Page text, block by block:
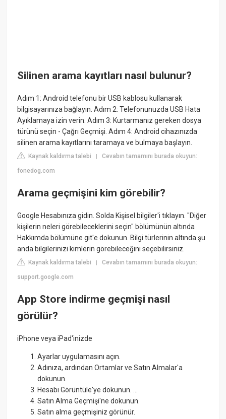
Silinen arama kayıtları nasıl bulunur?
Adım 1: Android telefonu bir USB kablosu kullanarak
bilgisayarınıza bağlayın. Adım 2: Telefonunuzda USB Hata
Ayıklamaya izin verin. Adım 3: Kurtarmanız gereken dosya
türünü seçin - Çağrı Geçmişi. Adım 4: Android cihazınızda
silinen arama kayıtlarını taramaya ve bulmaya başlayın.
Kaynak kaldırma talebi |Cevabın tamamını burada okuyun:
fonedog.com
Arama geçmişini kim görebilir?
Google Hesabınıza gidin. Solda Kişisel bilgiler'i tıklayın. "Diğer
kişilerin neleri görebileceklerini seçin" bölümünün altında
Hakkımda bölümüne git'e dokunun. Bilgi türlerinin altında şu
anda bilgilerinizi kimlerin görebileceğini seçebilirsiniz.
Kaynak kaldırma talebi |Cevabın tamamını burada okuyun:
support.google.com
App Store indirme geçmişi nasıl
görülür?
iPhone veya iPad'inizde
Ayarlar uygulamasını açın.
Adınıza, ardından Ortamlar ve Satın Almalar'a
dokunun.
Hesabı Görüntüle'ye dokunun. ...
Satın Alma Geçmişi'ne dokunun.
Satın alma geçmişiniz görünür.